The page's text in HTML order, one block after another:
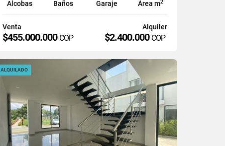
Alcobas Baños Garaje Área m2
Venta
$455.000.000 COP
Alquiler
$2.400.000 COP
ALQUILADO